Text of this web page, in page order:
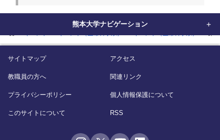
熊本大学ナビゲーション
サイトマップ アクセス
教職員の方へ 関連リンク
プライバシーポリシー 個人情報保護について
このサイトについて RSS